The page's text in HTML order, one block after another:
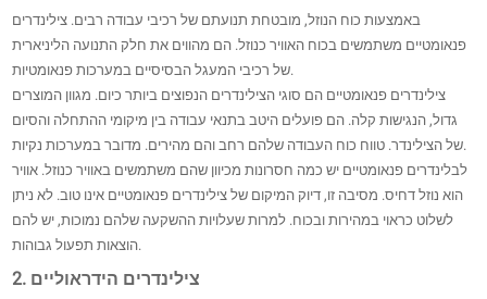
באמצעות כוח הנוזל, מובטחת תנועתם של רכיבי עבודה רבים. צילינדרים
פנאומטיים משתמשים בכוח האוויר כנוזל. הם מהווים את חלק התנועה הליניארית
של רכיבי המעגל הבסיסיים במערכות פנאומטיות.
צילינדרים פנאומטיים הם סוגי הצילינדרים הנפוצים ביותר כיום. מגוון המוצרים
גדול, הנגישות קלה. הם פועלים היטב בתנאי עבודה בין מיקומי ההתחלה והסיום
של הצילינדר. טווח כוח העבודה שלהם רחב והם מהירים. מדובר במערכות נקיות.
לבלינדרים פנאומטיים יש כמה חסרונות מכיוון שהם משתמשים באוויר כנוזל. אוויר
הוא נוזל דחיס. מסיבה זו, דיוק המיקום של צילינדרים פנאומטיים אינו טוב. לא ניתן
לשלוט כראוי במהירות ובכוח. למרות שעלויות ההשקעה שלהם נמוכות, יש להם
הוצאות תפעול גבוהות.
2. צילינדרים הידראוליים